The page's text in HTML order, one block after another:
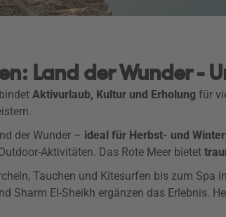
Land der Wunder -
Aktivurlaub, Kultur und Erholung für
der Wunder – ideal für Herbst- und
Aktivitäten. Das Rote Meer bietet
Tauchen und Kitesurfen bis zum Spa
Sharm El-Sheikh ergänzen das Erlebnis.